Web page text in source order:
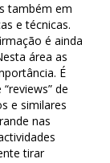
também em
e técnicas.
é ainda
área as
É
de
e similares
nas
tirar